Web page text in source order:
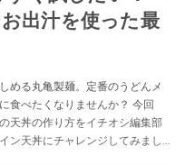
出汁を使った最
める丸亀製麺。定番のうどんメ
食べたくなりませんか？ 今回
天丼の作り方をイチオシ編集部
ン天丼にチャレンジしてみまし